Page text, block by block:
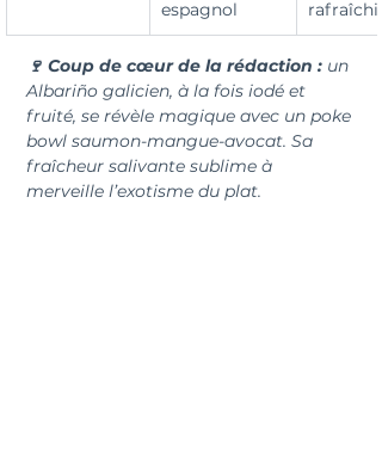
espagnol
🍷 Coup de cœur de la rédaction : un
Albariño galicien, à la fois iodé et
fruité, se révèle magique avec un poke
bowl saumon-mangue-avocat. Sa
fraîcheur salivante sublime à
merveille l’exotisme du plat.